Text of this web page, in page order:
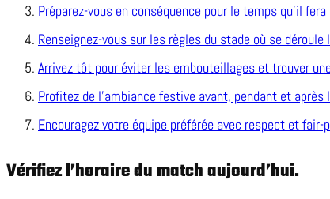
Préparez-vous en conséquence pour le temps qu’il
Renseignez-vous sur les règles du stade où se déroule
Arrivez tôt pour éviter les embouteillages et trouver
Profitez de l’ambiance festive avant, pendant et après
Encouragez votre équipe préférée avec respect et fair-
Vérifiez l’horaire du match aujourd’hui.